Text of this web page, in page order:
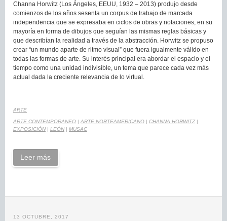
Channa Horwitz (Los Ángeles, EEUU, 1932 – 2013) produjo desde
comienzos de los años sesenta un corpus de trabajo de marcada
independencia que se expresaba en ciclos de obras y notaciones, en su
mayoría en forma de dibujos que seguían las mismas reglas básicas y
que describían la realidad a través de la abstracción. Horwitz se propuso
crear “un mundo aparte de ritmo visual” que fuera igualmente válido en
todas las formas de arte. Su interés principal era abordar el espacio y el
tiempo como una unidad indivisible, un tema que parece cada vez más
actual dada la creciente relevancia de lo virtual.
ARTE
ARTE CONTEMPORANEO ARTE NORTEAMERICANO CHANNA HORWITZ|
EXPOSICIÓN
LEÓN MUSAC
Leer más
13 OCTUBRE, 2017